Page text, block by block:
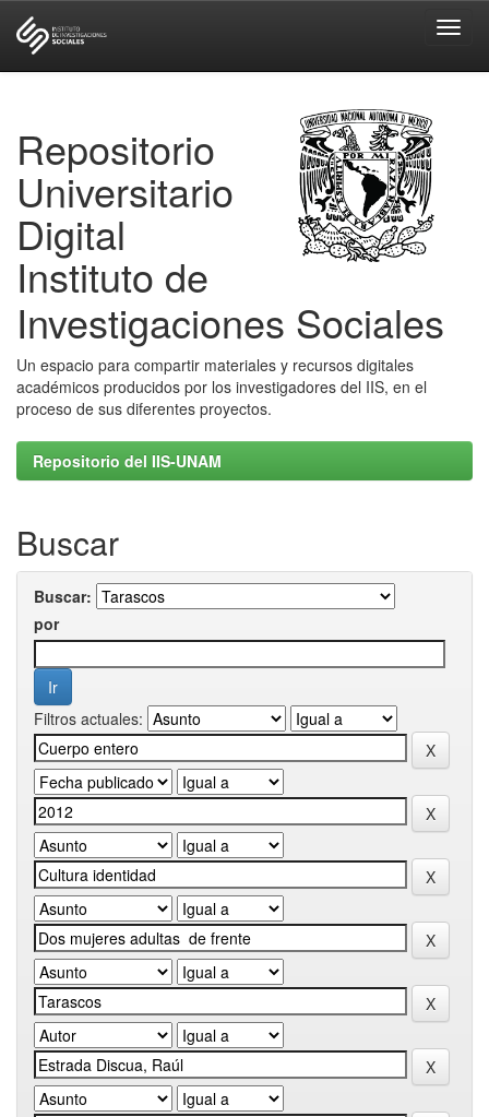
Repositorio
Universitario
Digital
Instituto de
Investigaciones Sociales
Un espacio para compartir materiales y recursos digitales
académicos producidos por los investigadores del IIS, en el
proceso de sus diferentes proyectos.
Repositorio del IIS-UNAM
Buscar
Buscar:
por
Filtros actuales: